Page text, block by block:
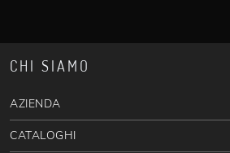
CHI SIAMO
AZIENDA
CATALOGHI